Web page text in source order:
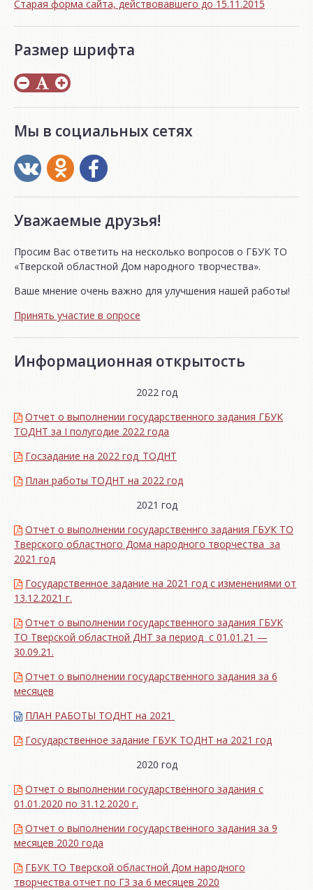
Старая форма сайта, действовавшего до 15.11.2015
Размер шрифта
Мы в социальных сетях
Уважаемые друзья!
Просим Вас ответить на несколько вопросов о ГБУК ТО
«Тверской областной Дом народного творчества».
Ваше мнение очень важно для улучшения нашей работы!
Принять участие в опросе
Информационная открытость
2022 год
Отчет о выполнении государственного задания ГБУК
ТОДНТ за I полугодие 2022 года
Госзадание на 2022 год_ТОДНТ
План работы ТОДНТ на 2022 год
2021 год
Отчет о выполнении государственнго задания ГБУК ТО
Тверского областного Дома народного творчества за
2021 год
Государственное задание на 2021 год с изменениями от
13.12.2021 г.
Отчет о выполнении государственного задания ГБУК
ТО Тверской областной ДНТ за период с 01.01.21 —
30.09.21.
Отчет о выполнении государственного задания за 6
месяцев
ПЛАН РАБОТЫ ТОДНТ на 2021
Государственное задание ГБУК ТОДНТ на 2021 год
2020 год
Отчет о выполнении государственного задания с
01.01.2020 по 31.12.2020 г.
Отчет о выполнении государственного задания за 9
месяцев 2020 года
ГБУК ТО Тверской областной Дом народного
творчества отчет по ГЗ за 6 месяцев 2020